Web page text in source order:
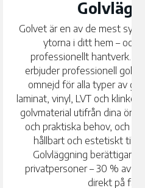
synliga och mest använda
och det förtjänar ett
WA Golvcentrum AB
i Gråbo med
golv, inklusive parkett,
Vi hjälper dig välja rätt
önskemål, stilpreferenser
vi säkerställer alltid ett
tilltalande slutresultat.
till
ROT-avdragför
arbetskostnaden dras